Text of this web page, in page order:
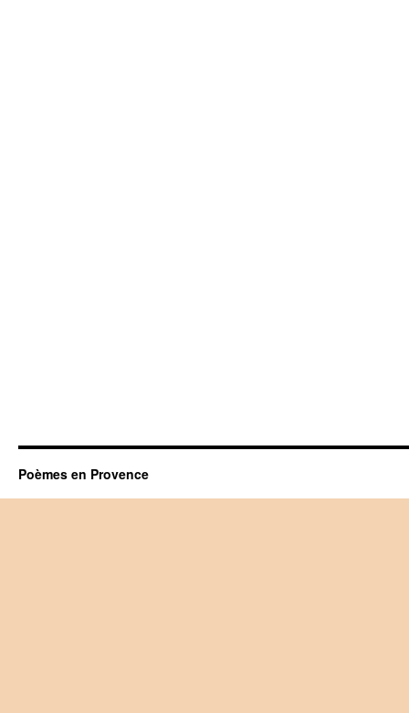
Poèmes en Provence